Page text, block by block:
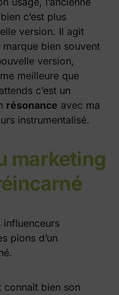
c’est plus
version. Il agit
bien souvent
version,
meilleure que
c’est un
résonance avec ma
instrumentalisé.
marketing
pions d’un
connaît bien son